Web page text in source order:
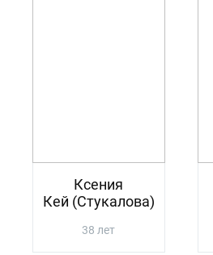
Ксения
Кей (Стукалова)
38 лет